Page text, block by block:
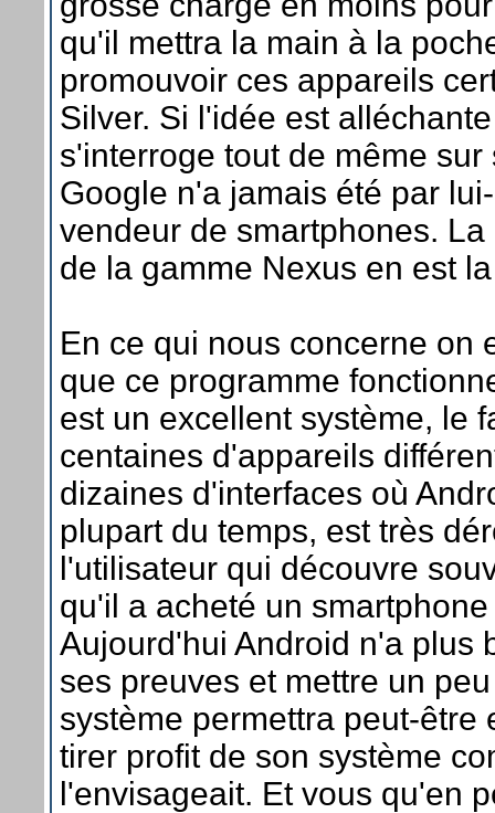
qu'il mettra la main à la
promouvoir ces appareils
Silver. Si l'idée est
s'interroge tout de même sur
Google n'a jamais été par
vendeur de smartphones.
de la gamme Nexus en est
En ce qui nous concerne on
que ce programme
est un excellent système, le
centaines d'appareils
dizaines d'interfaces où
plupart du temps, est très
l'utilisateur qui découvre
qu'il a acheté un
Aujourd'hui Android n'a plus
ses preuves et mettre un
système permettra peut-être
tirer profit de son système
l'envisageait. Et vous qu'en